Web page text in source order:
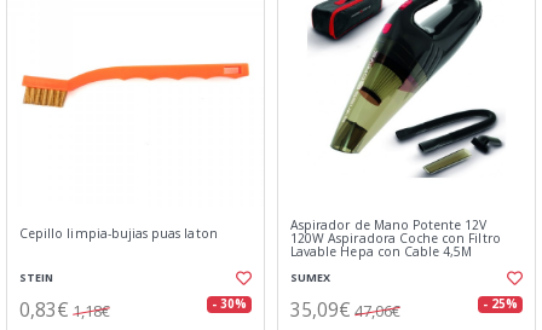
Cepillo limpia-bujias puas laton
STEIN
0,83€ 1,18€ - 30%
Aspirador de Mano Potente 12V
120W Aspiradora Coche con Filtro
Lavable Hepa con Cable 4,5M
SUMEX
35,09€ 47,06€ - 25%